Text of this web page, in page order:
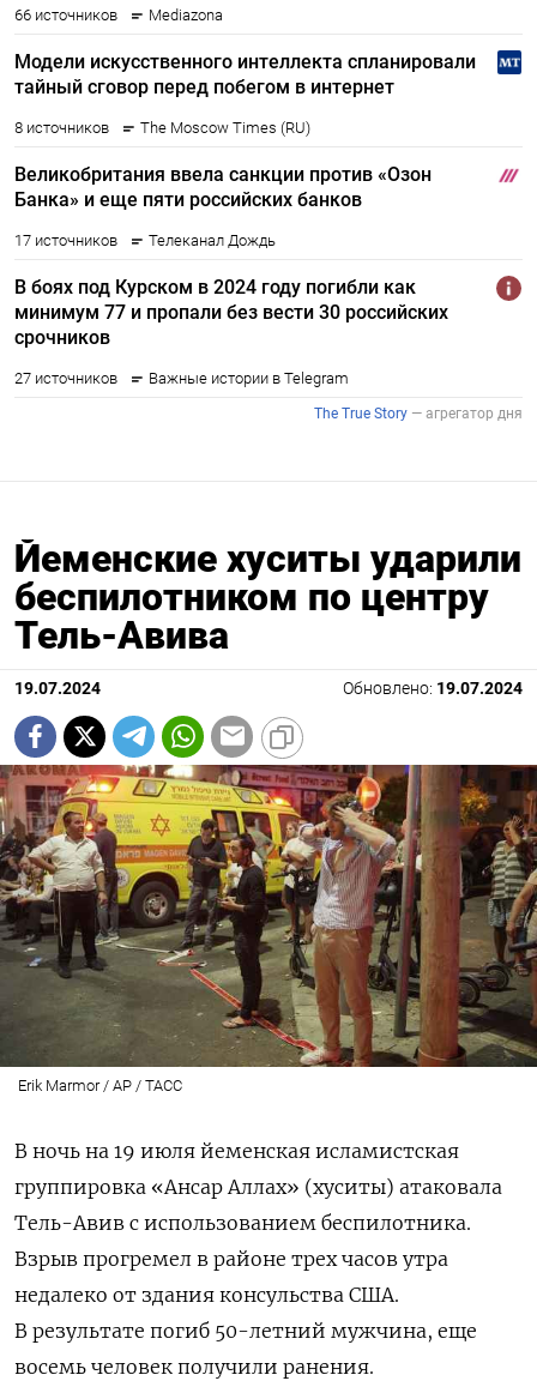
Йеменские хуситы ударили
беспилотником по центру
Тель-Авива
19.07.2024 Обновлено: 19.07.2024
Erik Marmor / AP / ТАСС
В ночь на 19 июля йеменская исламистская
группировка «Ансар Аллах» (хуситы) атаковала
Тель-Авив с использованием беспилотника.
Взрыв прогремел в районе трех часов утра
недалеко от здания консульства США.
В результате погиб 50-летний мужчина, еще
восемь человек получили ранения.